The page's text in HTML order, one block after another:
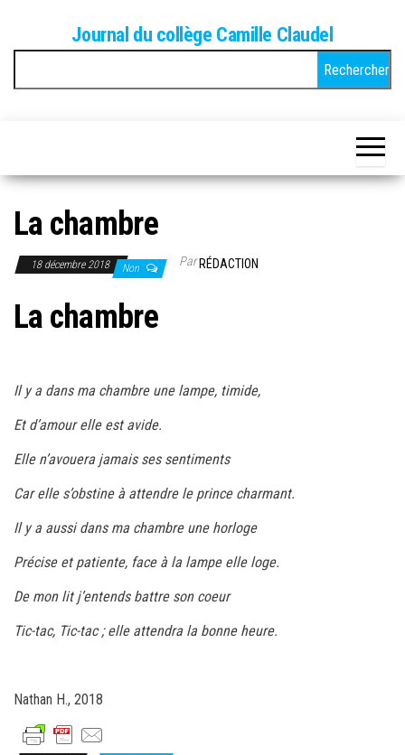
content
Journal du collège Camille Claudel
La chambre
18 décembre 2018 Non ParRÉDACTION
La chambre
Il y a dans ma chambre une lampe, timide,
Et d’amour elle est avide.
Elle n’avouera jamais ses sentiments
Car elle s’obstine à attendre le prince charmant.
Il y a aussi dans ma chambre une horloge
Précise et patiente, face à la lampe elle loge.
De mon lit j’entends battre son coeur
Tic-tac, Tic-tac ; elle attendra la bonne heure.
Nathan H., 2018